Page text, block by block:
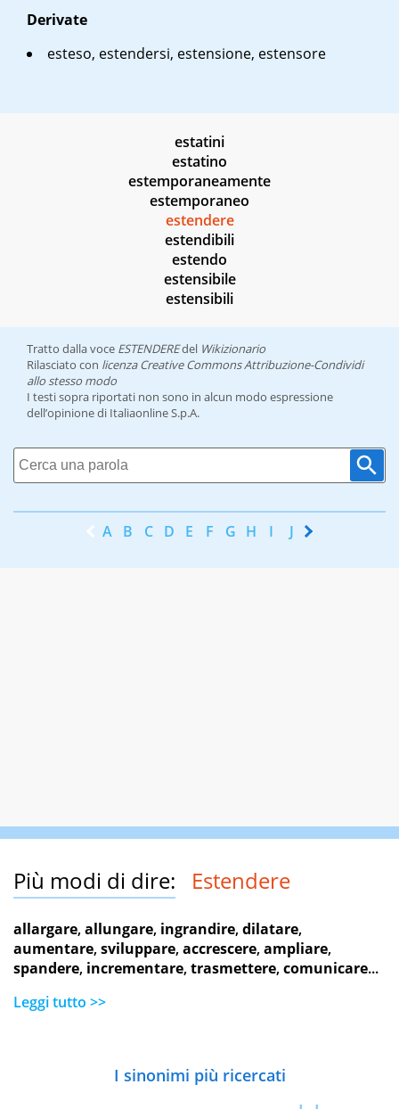
Derivate
esteso, estendersi, estensione, estensore
estatini
estatino
estemporaneamente
estemporaneo
estendere
estendibili
estendo
estensibile
estensibili
Tratto dalla voce ESTENDEREdel Wikizionario
Rilasciato con licenza Creative Commons Attribuzione-Condividi
allo stesso modo
I testi sopra riportati non sono in alcun modo espressione
dell’opinione di Italiaonline S.p.A.
A B C D E F G H I J K
Più modi di dire: Estendere
allargare,allungare, ingrandire,dilatare,
aumentare,sviluppare,accrescere,ampliare,
spandere, incrementare,trasmettere,comunicare...
Leggi tutto >>
I sinonimi più ricercati